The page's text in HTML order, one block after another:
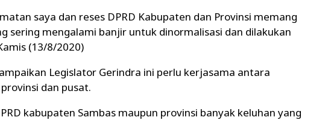
saya dan reses DPRD Kabupaten dan Provinsi memang
sering mengalami banjir untuk dinormalisasi dan dilakukan
(13/8/2020)
Legislator Gerindra ini perlu kerjasama antara
dan pusat.
kabupaten Sambas maupun provinsi banyak keluhan yang